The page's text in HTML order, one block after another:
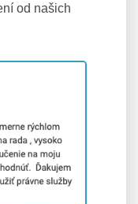
od našich